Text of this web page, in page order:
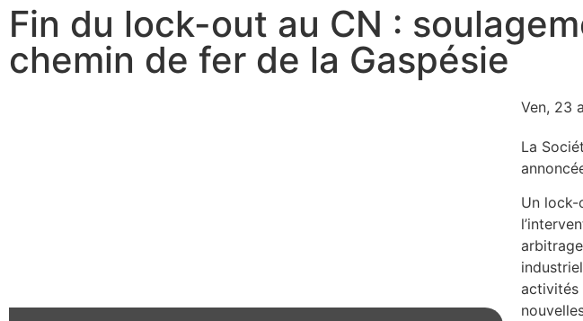
Fin du lock-out au CN :
chemin de fer de la Gaspésie
Ven, 23
La
Un lock-
activités